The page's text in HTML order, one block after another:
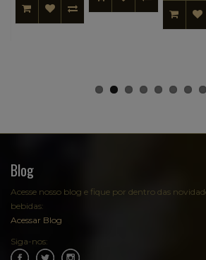
Blog
Acesse nosso blog e fique por dentro das
bebidas:
Acessar Blog
Siga-nos: